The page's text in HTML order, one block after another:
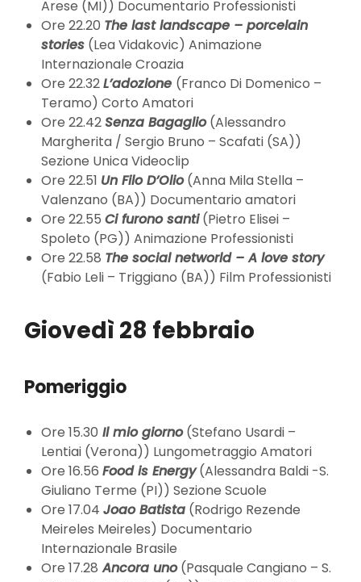
Arese (MI)) Documentario Professionisti
Ore 22.20 The last landscape – porcelain
stories (Lea Vidakovic) Animazione
Internazionale Croazia
Ore 22.32L’adozione (Franco Di Domenico –
Teramo) Corto Amatori
Ore 22.42Senza Bagaglio(Alessandro
Margherita / Sergio Bruno – Scafati (SA))
Sezione Unica Videoclip
Ore 22.51 Un Filo D’Olio(Anna Mila Stella –
Valenzano (BA)) Documentario amatori
Ore 22.55 Ci furono santi(Pietro Elisei –
Spoleto (PG)) Animazione Professionisti
Ore 22.58 The social networld – A love story
(Fabio Leli – Triggiano (BA)) Film Professionisti
Giovedì 28 febbraio
Pomeriggio
Ore 15.30 Il mio giorno(Stefano Usardi –
Lentiai (Verona)) Lungometraggio Amatori
Ore 16.56 Food is Energy(Alessandra Baldi -S.
Giuliano Terme (PI)) Sezione Scuole
Ore 17.04 Joao Batista (Rodrigo Rezende
Meireles Meireles) Documentario
Internazionale Brasile
Ore 17.28 Ancora uno(Pasquale Cangiano – S.